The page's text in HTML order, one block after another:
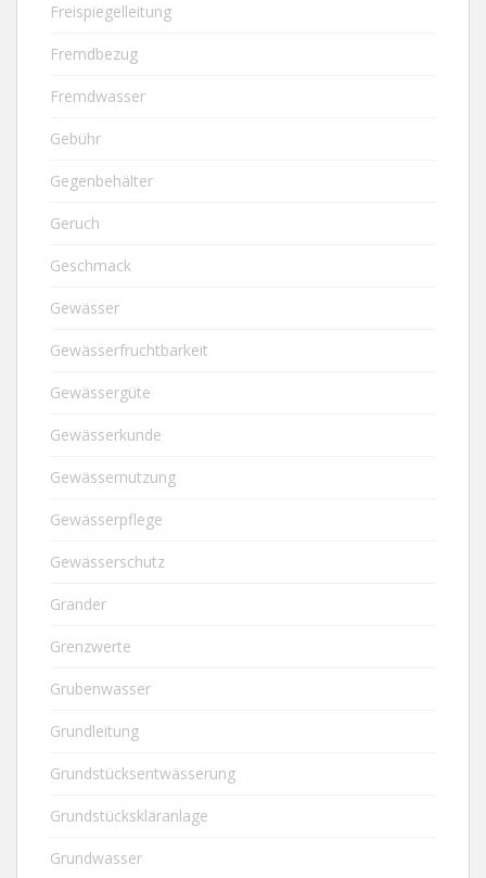
Freispiegelleitung
Fremdbezug
Fremdwasser
Gebühr
Gegenbehälter
Geruch
Geschmack
Gewässer
Gewässerfruchtbarkeit
Gewässergüte
Gewässerkunde
Gewässernutzung
Gewässerpflege
Gewässerschutz
Grander
Grenzwerte
Grubenwasser
Grundleitung
Grundstücksentwässerung
Grundstückskläranlage
Grundwasser